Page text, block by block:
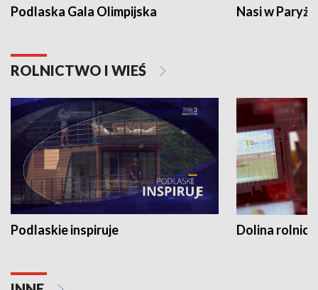
Podlaska Gala Olimpijska Nasi w Paryżu
ROLNICTWO I WIEŚ
Podlaskie inspiruje Dolina